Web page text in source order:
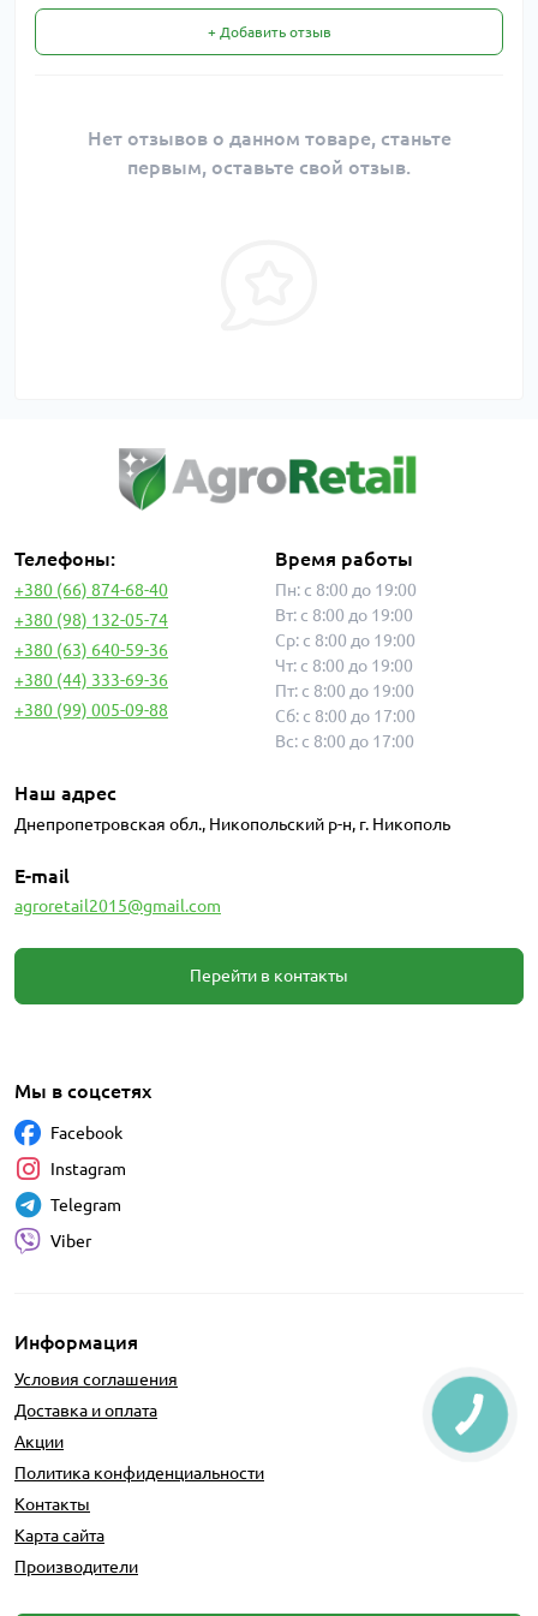
+ Добавить отзыв
Нет отзывов о данном товаре, станьте
первым, оставьте свой отзыв.
Телефоны:
+380 (66) 874-68-40
+380 (98) 132-05-74
+380 (63) 640-59-36
+380 (44) 333-69-36
+380 (99) 005-09-88
Время работы
Пн: с 8:00 до 19:00
Вт: с 8:00 до 19:00
Ср: с 8:00 до 19:00
Чт: с 8:00 до 19:00
Пт: с 8:00 до 19:00
Сб: с 8:00 до 17:00
Вс: с 8:00 до 17:00
Наш адрес
Днепропетровская обл., Никопольский р-н, г. Никополь
E-mail
agroretail2015@gmail.com
Перейти в контакты
Информация
Условия соглашения
Доставка и оплата
Акции
Политика конфиденциальности
Контакты
Карта сайта
Производители
Мы в соцсетях
Facebook
Instagram
Telegram
Viber